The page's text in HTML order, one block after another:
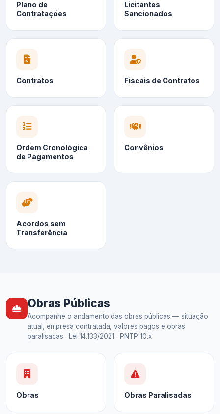
Plano de
Contratações
Licitantes
Sancionados
Contratos Fiscais de Contratos
Ordem Cronológica
de Pagamentos
Convênios
Acordos sem
Transferência
Obras Públicas
Acompanhe o andamento das obras públicas — situação
atual, empresa contratada, valores pagos e obras
paralisadas · Lei 14.133/2021 · PNTP 10.x
Obras Obras Paralisadas